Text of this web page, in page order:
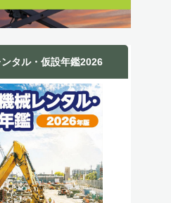
タル・仮設年鑑2026